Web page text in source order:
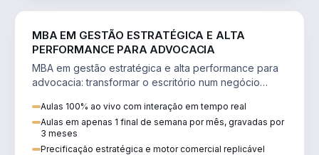
MBA EM GESTÃO ESTRATÉGICA E ALTA
PERFORMANCE PARA ADVOCACIA
MBA em gestão estratégica e alta performance para
advocacia: transformar o escritório num negócio
Aulas 100% ao vivo com interação em tempo real
Aulas em apenas 1 final de semana por mês, gravadas por
3 meses
Precificação estratégica e motor comercial replicável